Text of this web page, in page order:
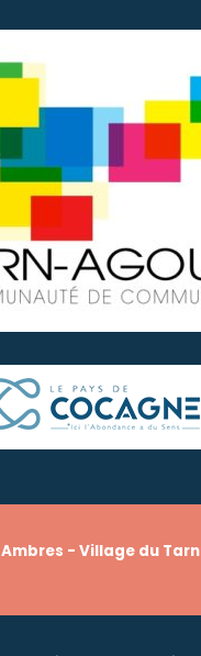
Ambres - Village du Tarn